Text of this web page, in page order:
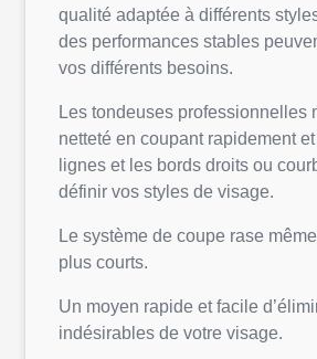
qualité adaptée à différents
des performances stables
vos différents besoins.
Les tondeuses professionnelles
netteté en coupant rapidement
lignes et les bords droits ou
définir vos styles de visage.
Le système de coupe rase
plus courts.
Un moyen rapide et facile
indésirables de votre visage.